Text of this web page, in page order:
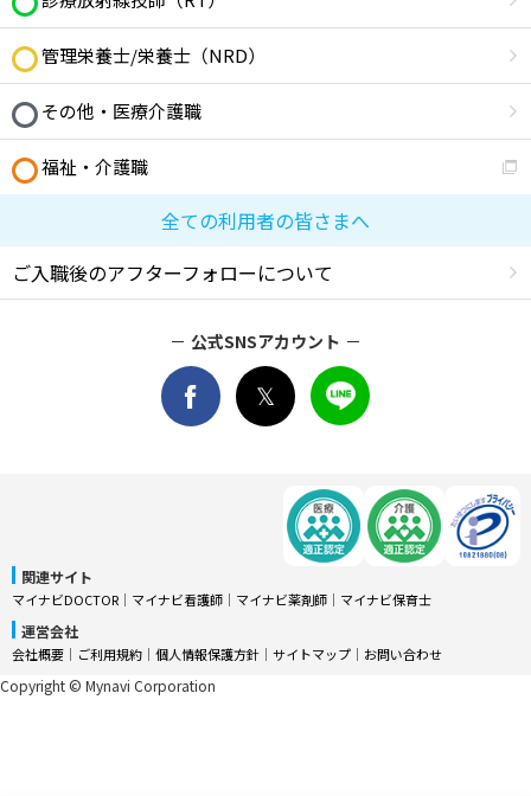
管理栄養士/栄養士（NRD）
その他・医療介護職
福祉・介護職
全ての利用者の皆さまへ
ご入職後のアフターフォローについて
公式SNSアカウント
関連サイト
マイナビDOCTOR │ マイナビ看護師 │ マイナビ薬剤師 │ マイナビ保育士
運営会社
会社概要 │ ご利用規約 │ 個人情報保護方針 │ サイトマップ │ お問い合わせ
Copyright © Mynavi Corporation